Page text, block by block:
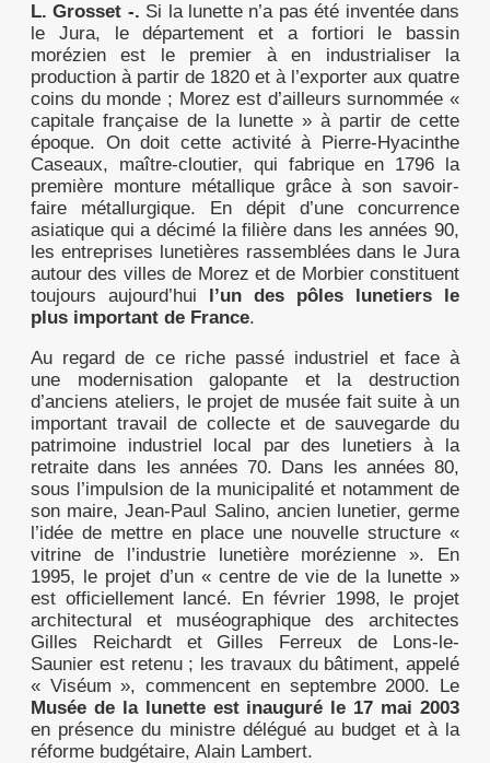
L. Grosset -. Si la lunette n’a pas été inventée dans
le Jura, le département et a fortiori le bassin
morézien est le premier à en industrialiser la
production à partir de 1820 et à l’exporter aux quatre
coins du monde ; Morez est d’ailleurs surnommée «
capitale française de la lunette » à partir de cette
époque. On doit cette activité à Pierre-Hyacinthe
Caseaux, maître-cloutier, qui fabrique en 1796 la
première monture métallique grâce à son savoir-
faire métallurgique. En dépit d’une concurrence
asiatique qui a décimé la filière dans les années 90,
les entreprises lunetières rassemblées dans le Jura
autour des villes de Morez et de Morbier constituent
toujours aujourd’hui l’un des pôles lunetiers le
plus important de France.
Au regard de ce riche passé industriel et face à
une modernisation galopante et la destruction
d’anciens ateliers, le projet de musée fait suite à un
important travail de collecte et de sauvegarde du
patrimoine industriel local par des lunetiers à la
retraite dans les années 70. Dans les années 80,
sous l’impulsion de la municipalité et notamment de
son maire, Jean-Paul Salino, ancien lunetier, germe
l’idée de mettre en place une nouvelle structure «
vitrine de l’industrie lunetière morézienne ». En
1995, le projet d’un « centre de vie de la lunette »
est officiellement lancé. En février 1998, le projet
architectural et muséographique des architectes
Gilles Reichardt et Gilles Ferreux de Lons-le-
Saunier est retenu ; les travaux du bâtiment, appelé
« Viséum », commencent en septembre 2000. Le
Musée de la lunette est inauguré le 17 mai 2003
en présence du ministre délégué au budget et à la
réforme budgétaire, Alain Lambert.